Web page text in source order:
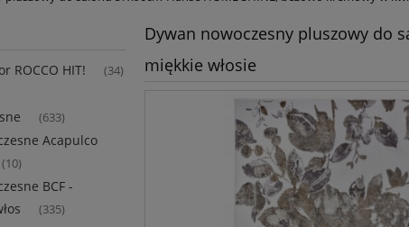
ROCCO HIT! (34)
(633)
Acapulco
(10)
BCF -
(335)
Dywan nowoczesny pluszowy do
miękkie włosie